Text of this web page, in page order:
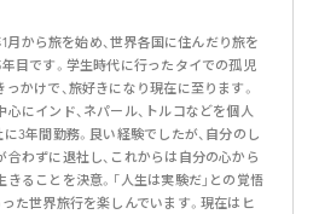
月から旅を始め、世界各国に住んだり旅を
目です。学生時代に行ったタイでの孤児
かけで、旅好きになり現在に至ります。
にインド、ネパール、トルコなどを個人
3年間勤務。良い経験でしたが、自分のし
わずに退社し、これからは自分の心から
ることを決意。「人生は実験だ」との覚悟
た世界旅行を楽しんでいます。現在はヒ